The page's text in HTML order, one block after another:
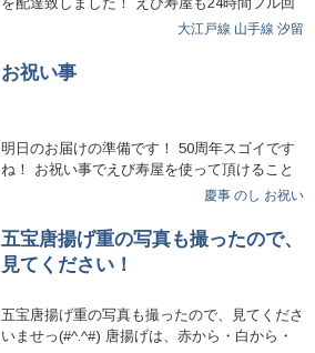
大江戸線 山手線 汐留
お祝い事
明日のお届けの準備です！ 50周年スゴイです
ね！ お祝い事でえび寿屋を使って頂けること
慶事 のし お祝い
五宝唐揚げ重の写真も撮ったので、
見てください！
五宝唐揚げ重の写真も撮ったので、見てくださ
いませっ(#^.^#) 唐揚げは、赤から・白から・